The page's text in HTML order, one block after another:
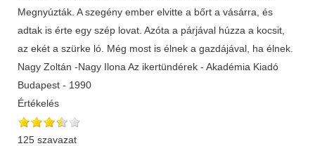
Megnyúzták. A szegény ember elvitte a bőrt a vásárra, és
adtak is érte egy szép lovat. Azóta a párjával húzza a kocsit,
az ekét a szürke ló. Még most is élnek a gazdájával, ha élnek.
Nagy Zoltán -Nagy Ilona Az ikertündérek - Akadémia Kiadó
Budapest - 1990
Értékelés
125 szavazat